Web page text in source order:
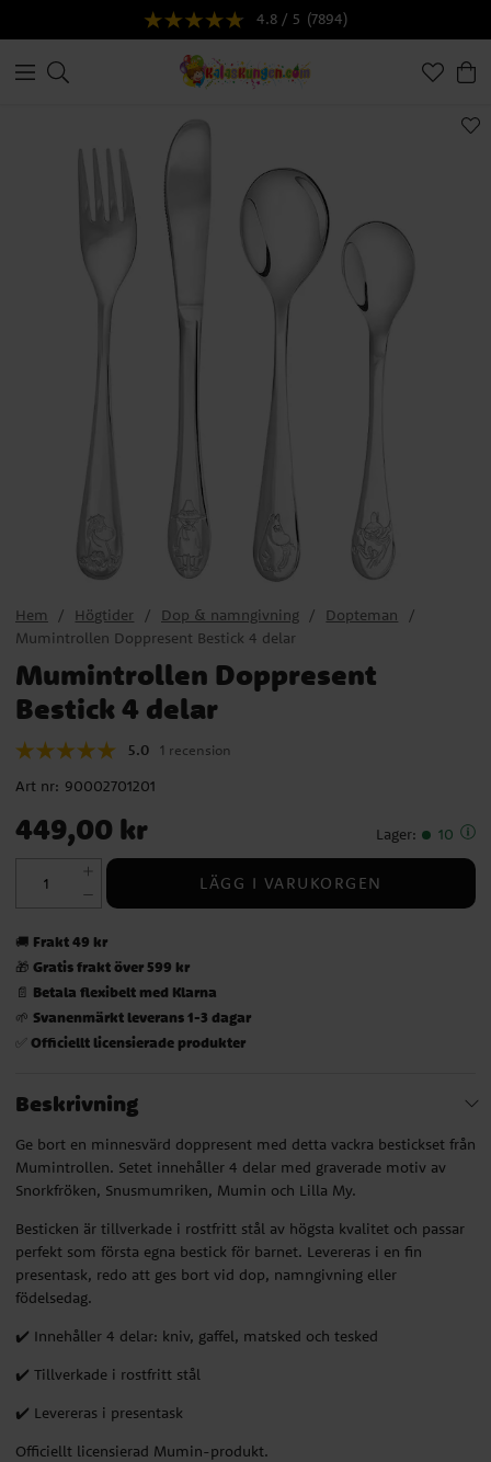
4.8 / 5 (7894)
Hem Högtider Dop & namngivning
Dopteman
Mumintrollen Doppresent Bestick 4 delar
Mumintrollen Doppresent
Bestick 4 delar
5.0 1 recension
Art nr: 90002701201
Pris: 449,00 kr
449,00 kr Lager: 10
LÄGG I VARUKORGEN
🚚 Frakt 49 kr
🎁 Gratis frakt över 599 kr
📄 Betala flexibelt med Klarna
🌱 Svanenmärkt leverans 1-3 dagar
✅ Officiellt licensierade produkter
Beskrivning
Ge bort en minnesvärd doppresent med detta vackra bestickset från
Mumintrollen. Setet innehåller 4 delar med graverade motiv av
Snorkfröken, Snusmumriken, Mumin och Lilla My.
Besticken är tillverkade i rostfritt stål av högsta kvalitet och passar
perfekt som första egna bestick för barnet. Levereras i en fin
presentask, redo att ges bort vid dop, namngivning eller
födelsedag.
✔️ Innehåller 4 delar: kniv, gaffel, matsked och tesked
✔️ Tillverkade i rostfritt stål
✔️ Levereras i presentask
Officiellt licensierad Mumin-produkt.